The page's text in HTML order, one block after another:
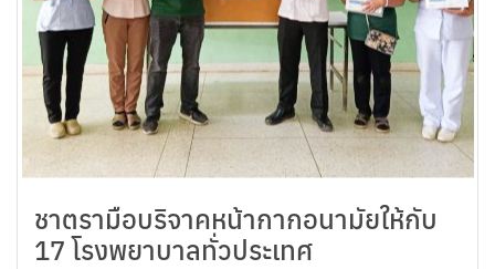
ชาตรามือบริจาคหน้ากากอนามัยให้กับ
17 โรงพยาบาลทั่วประเทศ